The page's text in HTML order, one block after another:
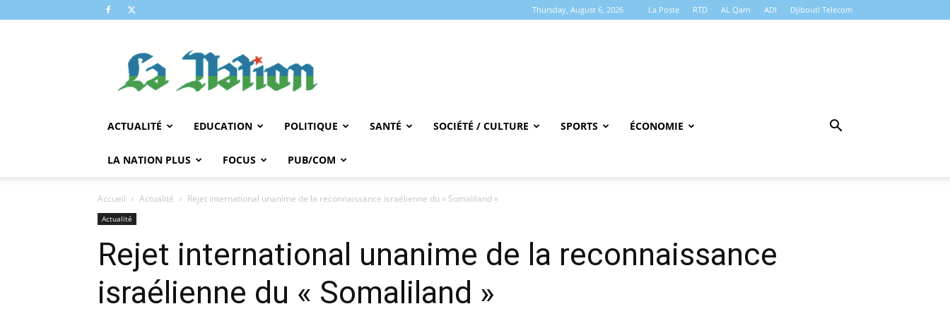
Thursday, August 6, 2026 La Poste RTD AL Qarn ADI Djibouti Telecom
NATION
ACTUALITÉ EDUCATION POLITIQUE SANTÉ SOCIÉTÉ / CULTURE SPORTS ÉCONOMIE
LA NATION PLUS FOCUS PUB/COM
Accueil Actualité Rejet international unanime de la reconnaissance israélienne du « Somaliland »
Actualité
Rejet international unanime de la reconnaissance
israélienne du « Somaliland »